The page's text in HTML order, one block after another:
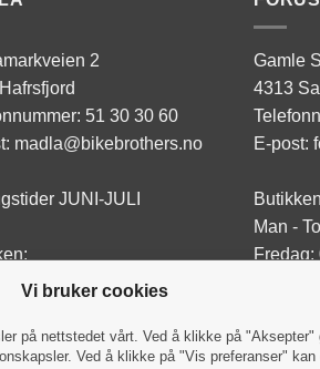
Vi bruker cookies
på nettstedet vårt. Ved å klikke på "Aksepter"
Ved å klikke på "Vis preferanser" kan
2
51 30 30 60
madla@bikebrothers.no
JUNI-JULI
Fre: 10:00-17:00
Gamle
4313
E-post:
Man -
Fredag:
Man -